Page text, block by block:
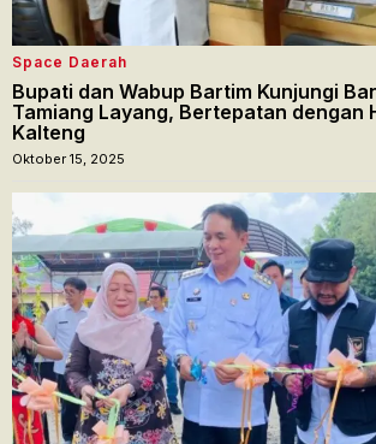
Space Daerah
Bupati dan Wabup Bartim Kunjungi
Tamiang Layang, Bertepatan dengan
Kalteng
Oktober 15, 2025